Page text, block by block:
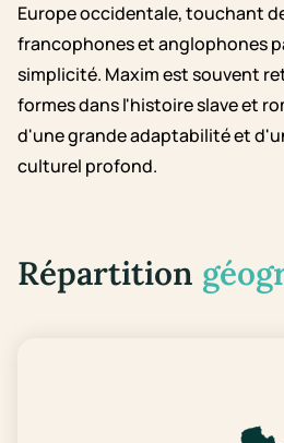
Europe occidentale, touchant
francophones et anglophones
simplicité. Maxim est souvent
formes dans l'histoire slave et
d'une grande adaptabilité et
culturel profond.
Répartition